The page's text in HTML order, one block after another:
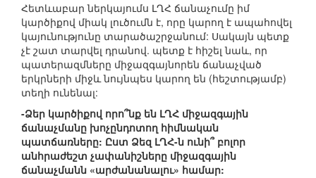
Հետևաբար ներկայումս ԼՂՀ ճանաչումը իմ
կարծիքով միակ լուծումն է, որը կարող է ապահովել
կայունությունը տարածաշրջանում: Սակայն պետք
չէ շատ տարվել դրանով. պետք է հիշել նաև, որ
պատերազմները միջազգայնորեն ճանաչված
երկրների միջև նույնպես կարող են (հեշտությամբ)
տեղի ունենալ:
-Ձեր կարծիքով որո՞նք են ԼՂՀ միջազգային
ճանաչմանը խոչընդոտող հիմնական
պատճառները: Ըստ Ձեզ ԼՂՀ-ն ունի՞ բոլոր
անհրաժեշտ չափանիշները միջազգային
ճանաչմանն «արժանանալու» համար: